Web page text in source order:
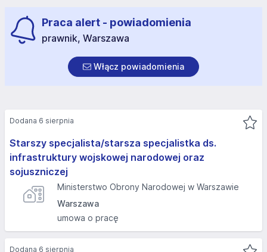
Praca alert - powiadomienia
prawnik, Warszawa
Włącz powiadomienia
Starszy specjalista/starsza specjalistka ds.
infrastruktury wojskowej narodowej oraz
sojuszniczej
Ministerstwo Obrony Narodowej w Warszawie
Warszawa
umowa o pracę
Dodana 6 sierpnia
Dodana 6 sierpnia